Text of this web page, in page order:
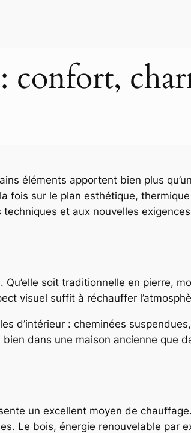
confort,
éléments apportent bien plus
fois sur le plan esthétique,
et aux nouvelles exigences
soit traditionnelle en pierre,
visuel suffit à réchauffer
d’intérieur : cheminées
dans une maison ancienne
un excellent moyen de
Le bois, énergie renouvelable par